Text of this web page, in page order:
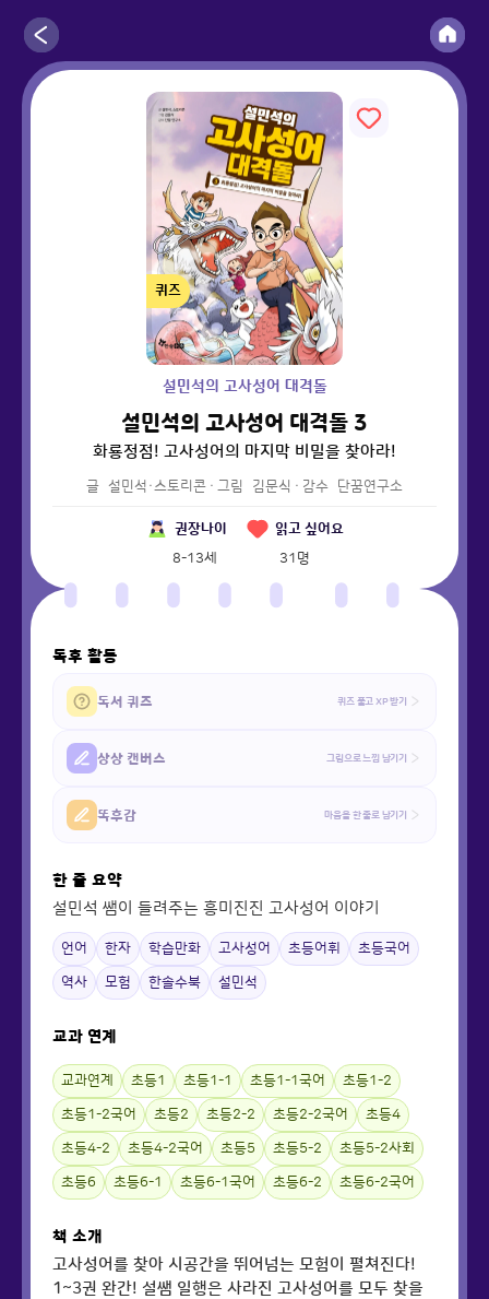
퀴즈
설민석의 고사성어 대격돌
설민석의 고사성어 대격돌 3
화룡정점! 고사성어의 마지막 비밀을 찾아라!
글 설민석·스토리콘 · 그림 김문식 · 감수 단꿈연구소
권장나이
8-13세
읽고 싶어요
31 명
독후 활동
독서 퀴즈 퀴즈 풀고 XP 받기
상상 캔버스 그림으로 느낌 남기기
똑후감 마음을 한 줄로 남기기
한 줄 요약
설민석 쌤이 들려주는 흥미진진 고사성어 이야기
언어 한자 학습만화 고사성어 초등어휘 초등국어
역사 모험 한솔수북 설민석
교과 연계
교과연계 초등1 초등1-1 초등1-1국어 초등1-2
초등1-2국어 초등2 초등2-2 초등2-2국어 초등4
초등4-2 초등4-2국어 초등5 초등5-2 초등5-2사회
초등6 초등6-1 초등6-1국어 초등6-2 초등6-2국어
책 소개
고사성어를 찾아 시공간을 뛰어넘는 모험이 펼쳐진다!
1~3권 완간! 설쌤 일행은 사라진 고사성어를 모두 찾을